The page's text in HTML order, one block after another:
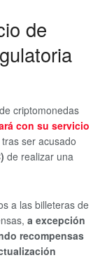
de
criptomonedas
con su servicio
tras ser acusado
de realizar una
a las billeteras de
a excepción
recompensas